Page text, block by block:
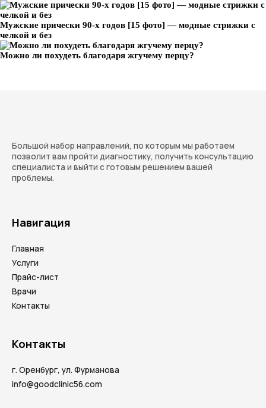
Мужские прически 90-х годов [15 фото] — модные стрижки с
челкой и без
Можно ли похудеть благодаря жгучему перцу?
Большой набор направлений, по которым мы работаем
позволит вам пройти диагностику, получить консультацию
специалиста и выйти с готовым решением вашей
проблемы.
Навигация
Главная
Услуги
Прайс-лист
Врачи
Контакты
Контакты
г. Оренбург, ул. Фурманова
info@goodclinic56.com